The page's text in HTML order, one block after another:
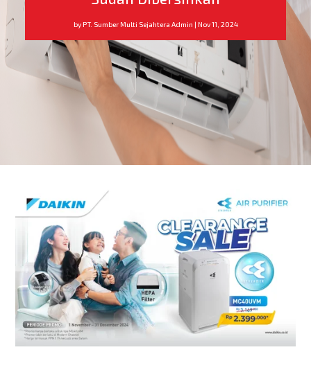
byPT. Sumber Multi Sejahtera Admin | Nov 11, 2024